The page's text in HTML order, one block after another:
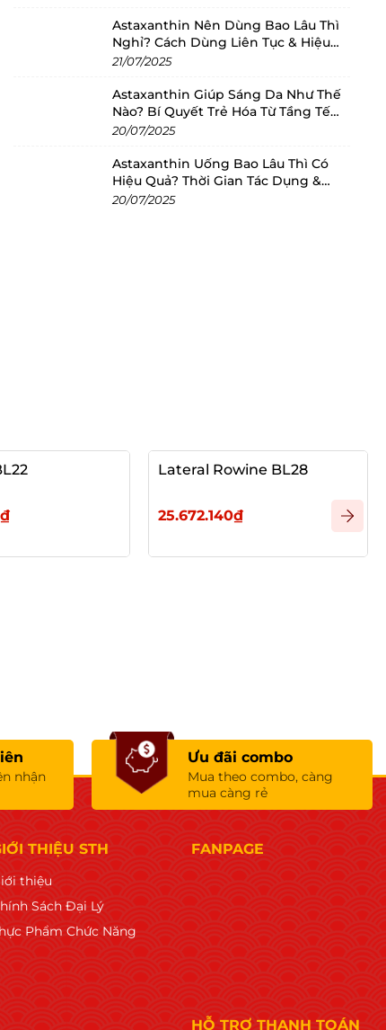
Astaxanthin Nên Dùng Bao Lâu Thì
Nghỉ? Cách Dùng Liên Tục & Hiệu
Quả Nhất
21/07/2025
Astaxanthin Giúp Sáng Da Như Thế
Nào? Bí Quyết Trẻ Hóa Từ Tầng Tế
Bào
20/07/2025
Astaxanthin Uống Bao Lâu Thì Có
Hiệu Quả? Thời Gian Tác Dụng &
Cách Dùng Tối Ưu
20/07/2025
Lateral Rowine BL28
25.672.140₫
nhận
Ưu đãi combo
Mua theo combo, càng
mua càng rẻ
THIỆU STH
thiệu
Sách Đại Lý
Phẩm Chức Năng
FANPAGE
HỖ TRỢ THANH TOÁN